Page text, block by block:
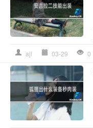
ajl 03-29 0